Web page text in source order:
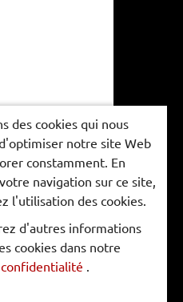
des cookies qui nous
notre site Web
constamment. En
navigation sur ce site,
l'utilisation des cookies.
d'autres informations
cookies dans notre
.